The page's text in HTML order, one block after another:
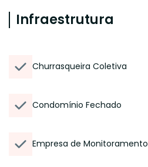
Infraestrutura
Churrasqueira Coletiva
Condomínio Fechado
Empresa de Monitoramento